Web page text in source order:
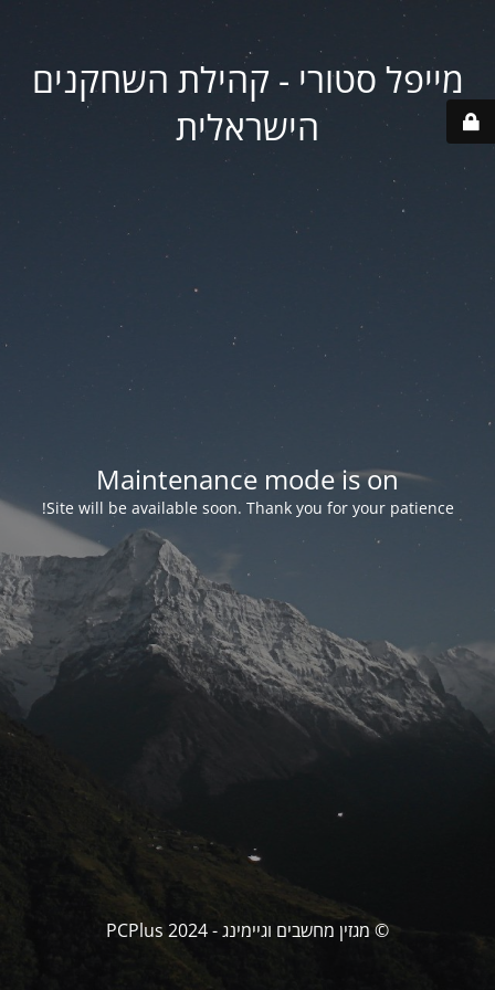
מייפל סטורי - קהילת השחקנים
הישראלית
Maintenance mode is on
Site will be available soon. Thank you for your patience!
© מגזין מחשבים וגיימינג - PCPlus 2024